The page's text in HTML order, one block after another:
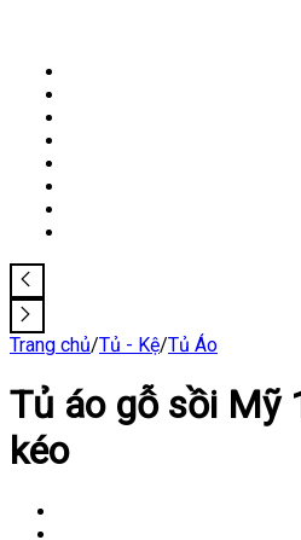
Trang chủ/Tủ - Kệ/Tủ Áo
Tủ áo gỗ sồi Mỹ
kéo